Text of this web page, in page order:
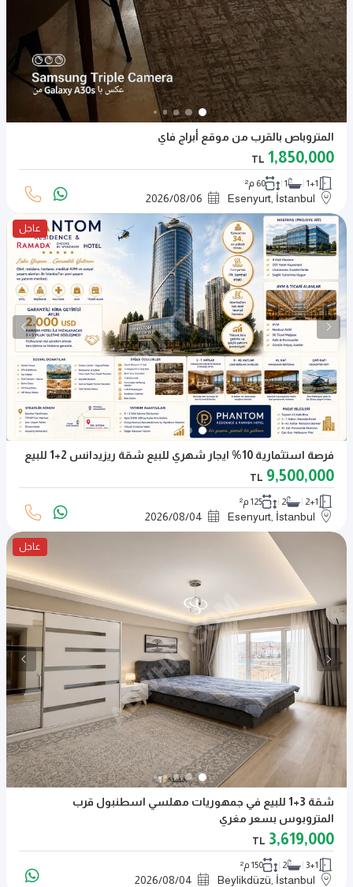
المتروباص بالقرب من موقع أبراج فاي
1,850,000
TL
1+1
1 60 م²
Esenyurt, İstanbul
2026/08/06
عاجل
فرصة استثمارية 10% ايجار شهري للبيع شقة ريزيدانس 2+1 للبيع
9,500,000
TL
2+1
2 125 م²
Esenyurt, İstanbul
2026/08/04
عاجل
شقة 3+1 للبيع في جمهوريات مهلسي اسطنبول قرب
المتروبوس بسعر مغري
3,619,000
TL
3+1
2 150 م²
Beylikdüzü, İstanbul
2026/08/04